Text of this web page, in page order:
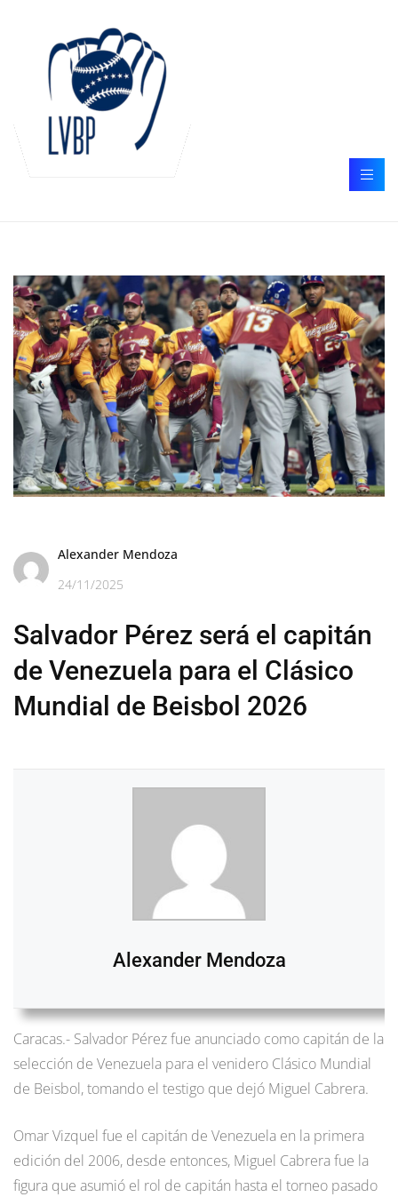
Alexander Mendoza
24/11/2025
Salvador Pérez será el capitán
de Venezuela para el Clásico
Mundial de Beisbol 2026
Alexander Mendoza
Caracas.- Salvador Pérez fue anunciado como capitán de la
selección de Venezuela para el venidero Clásico Mundial
de Beisbol, tomando el testigo que dejó Miguel Cabrera.
Omar Vizquel fue el capitán de Venezuela en la primera
edición del 2006, desde entonces, Miguel Cabrera fue la
figura que asumió el rol de capitán hasta el torneo pasado